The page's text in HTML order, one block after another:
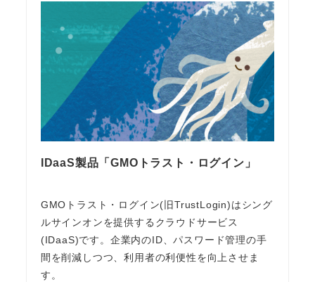
IDaaS製品「GMOトラスト・ログイン」
GMOトラスト・ログイン(旧TrustLogin)はシング
ルサインオンを提供するクラウドサービス
(IDaaS)です。企業内のID、パスワード管理の手
間を削減しつつ、利用者の利便性を向上させま
す。